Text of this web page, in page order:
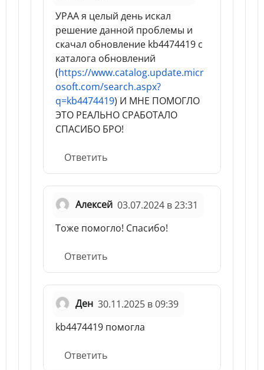
УРАА я целый день искал
решение данной проблемы и
скачал обновление kb4474419 с
каталога обновлений
(https://www.catalog.update.micr
osoft.com/search.aspx?
q=kb4474419) И МНЕ ПОМОГЛО
ЭТО РЕАЛЬНО СРАБОТАЛО
СПАСИБО БРО!
Ответить
Алексей 03.07.2024 в 23:31
Тоже помогло! Спасибо!
Ответить
Ден 30.11.2025 в 09:39
kb4474419 помогла
Ответить